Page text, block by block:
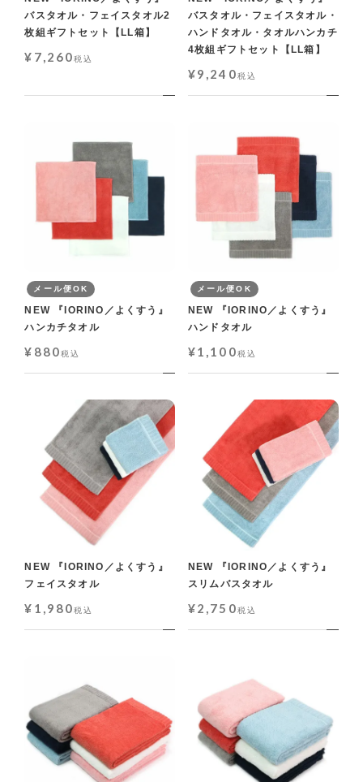
バスタオル・フェイスタオル2
枚組ギフトセット【LL箱】
¥ 7,260税込
バスタオル・フェイスタオル・
ハンドタオル・タオルハンカチ
4枚組ギフトセット【LL箱】
¥9,240税込
メール便OK
NEW 『IORINO／よくすう』
ハンカチタオル
¥ 880税込
メール便OK
NEW 『IORINO／よくすう』
ハンドタオル
¥1,100税込
NEW 『IORINO／よくすう』
フェイスタオル
¥ 1,980税込
NEW 『IORINO／よくすう』
スリムバスタオル
¥2,750税込